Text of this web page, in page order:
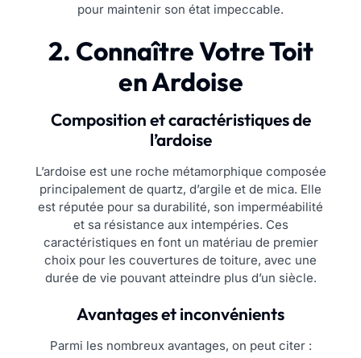
pour maintenir son état impeccable.
2. Connaître Votre Toit
en Ardoise
Composition et caractéristiques de
l’ardoise
L’ardoise est une roche métamorphique composée
principalement de quartz, d’argile et de mica. Elle
est réputée pour sa durabilité, son imperméabilité
et sa résistance aux intempéries. Ces
caractéristiques en font un matériau de premier
choix pour les couvertures de toiture, avec une
durée de vie pouvant atteindre plus d’un siècle.
Avantages et inconvénients
Parmi les nombreux avantages, on peut citer :